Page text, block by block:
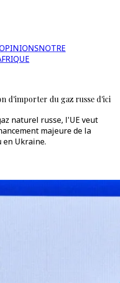
NOTRE
d'importer du gaz russe d'ici
naturel russe, l'UE veut
majeure de la
en Ukraine.